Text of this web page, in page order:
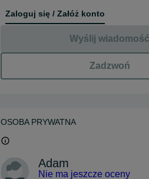
Zaloguj się / Załóż konto
Wyślij wiadomość
Zadzwoń
OSOBA PRYWATNA
Adam
Nie ma jeszcze oceny